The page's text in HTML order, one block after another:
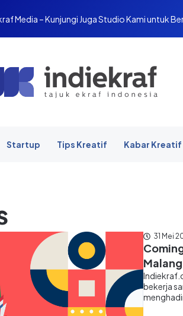
Media – Kunjungi Juga Studio Kami untuk
Startup Tips Kreatif Kabar Kreatif
31 Mei
bekerja